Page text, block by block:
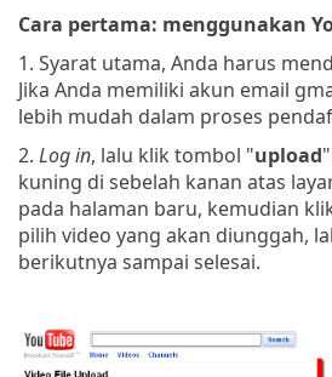
Cara pertama: menggunakan
1. Syarat utama, Anda harus
Jika Anda memiliki akun email
lebih mudah dalam proses
2. Log in, lalu klik tombol "upload
kuning di sebelah kanan atas
pada halaman baru, kemudian
pilih video yang akan diunggah,
berikutnya sampai selesai.